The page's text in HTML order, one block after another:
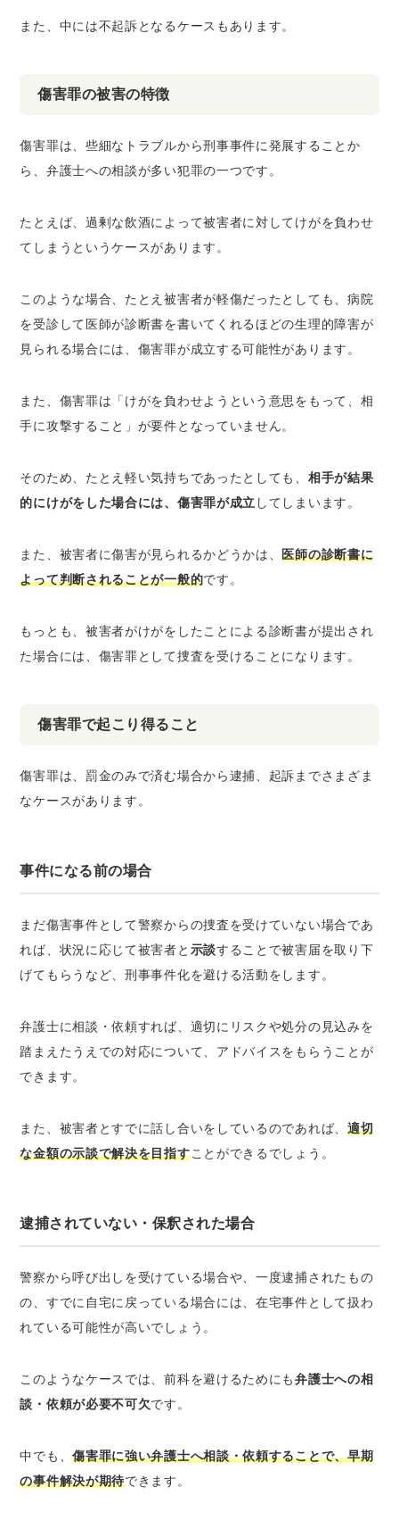
また、中には不起訴となるケースもあります。
傷害罪の被害の特徴
傷害罪は、些細なトラブルから刑事事件に発展することか
ら、弁護士への相談が多い犯罪の一つです。
たとえば、過剰な飲酒によって被害者に対してけがを負わせ
てしまうというケースがあります。
このような場合、たとえ被害者が軽傷だったとしても、病院
を受診して医師が診断書を書いてくれるほどの生理的障害が
見られる場合には、傷害罪が成立する可能性があります。
また、傷害罪は「けがを負わせようという意思をもって、相
手に攻撃すること」が要件となっていません。
そのため、たとえ軽い気持ちであったとしても、 相手が結果
的にけがをした場合には、傷害罪が成立 してしまいます。
また、被害者に傷害が見られるかどうかは、医師の診断書に
よって判断されることが一般的です。
もっとも、被害者がけがをしたことによる診断書が提出され
た場合には、傷害罪として捜査を受けることになります。
傷害罪で起こり得ること
傷害罪は、罰金のみで済む場合から逮捕、起訴までさまざま
なケースがあります。
事件になる前の場合
まだ傷害事件として警察からの捜査を受けていない場合であ
れば、状況に応じて被害者と 示談することで被害届を取り下
げてもらうなど、刑事事件化を避ける活動をします。
弁護士に相談・依頼すれば、適切にリスクや処分の見込みを
踏まえたうえでの対応について、アドバイスをもらうことが
できます。
また、被害者とすでに話し合いをしているのであれば、 適切
な金額の示談で解決を目指すことができるでしょう。
逮捕されていない・保釈された場合
警察から呼び出しを受けている場合や、一度逮捕されたもの
の、すでに自宅に戻っている場合には、在宅事件として扱わ
れている可能性が高いでしょう。
このようなケースでは、前科を避けるためにも弁護士への相
談・依頼が必要不可欠です。
中でも、傷害罪に強い弁護士へ相談・依頼することで、早期
の事件解決が期待できます。